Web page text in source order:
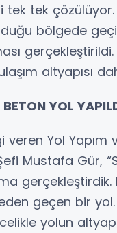
tek tek
bölgede
altyapısı
YOL
veren Yol Yapım
Mustafa Gür,
geçen bir yol.
yolun